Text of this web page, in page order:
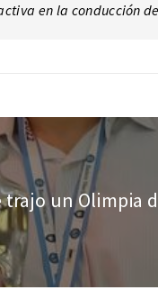
en la conducción
un Olimpia